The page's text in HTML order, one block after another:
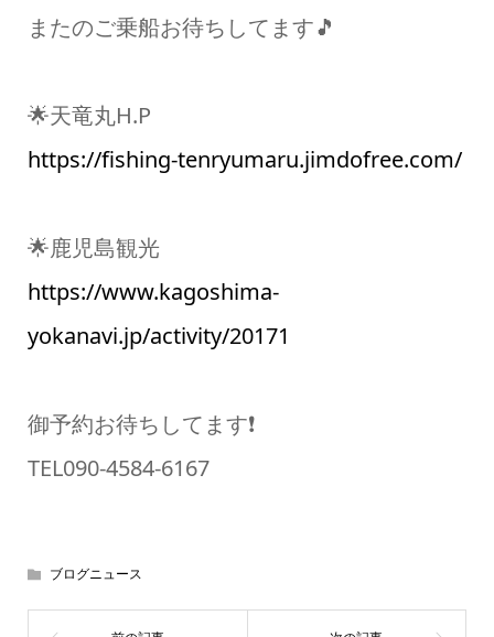
またのご乗船お待ちしてます🎵
🌟天竜丸H.P
https://fishing-tenryumaru.jimdofree.com/
🌟鹿児島観光
https://www.kagoshima-
yokanavi.jp/activity/20171
御予約お待ちしてます❗
TEL090-4584-6167
ブログニュース